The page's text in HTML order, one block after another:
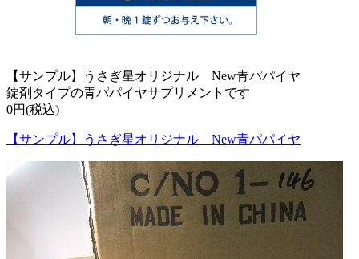
【サンプル】うさぎ星オリジナル New青パパイヤ
錠剤タイプの青パパイヤサプリメントです
0円(税込)
【サンプル】うさぎ星オリジナル New青パパイヤ